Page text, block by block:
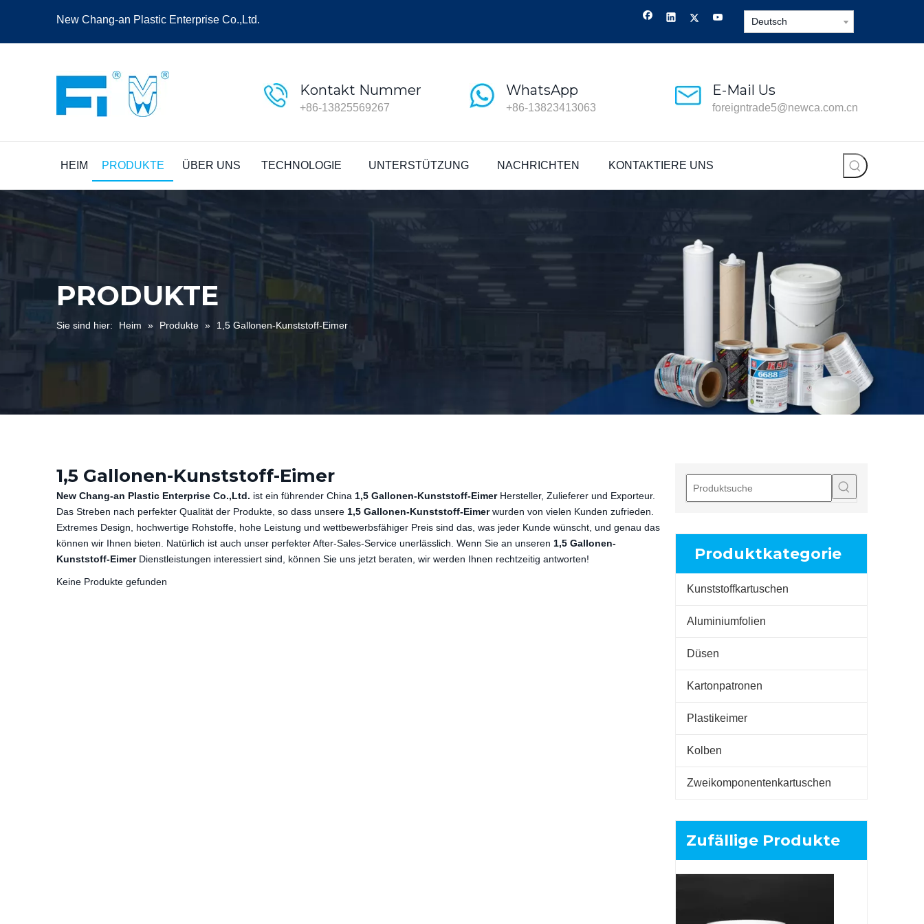
New Chang-an Plastic Enterprise Co.,Ltd. Deutsch
Kontakt Nummer
+86-13825569267
WhatsApp
+86-13823413063
E-Mail Us
foreigntrade5@newca.com.cn
HEIM PRODUKTE ÜBER UNS TECHNOLOGIE UNTERSTÜTZUNG NACHRICHTEN KONTAKTIERE UNS
PRODUKTE
Sie sind hier: Heim » Produkte » 1,5 Gallonen-Kunststoff-Eimer
1,5 Gallonen-Kunststoff-Eimer
New Chang-an Plastic Enterprise Co.,Ltd. ist ein führender China 1,5 Gallonen-Kunststoff-EimerHersteller, Zulieferer und Exporteur.
Das Streben nach perfekter Qualität der Produkte, so dass unsere 1,5 Gallonen-Kunststoff-Eimerwurden von vielen Kunden zufrieden.
Extremes Design, hochwertige Rohstoffe, hohe Leistung und wettbewerbsfähiger Preis sind das, was jeder Kunde wünscht, und genau das
können wir Ihnen bieten. Natürlich ist auch unser perfekter After-Sales-Service unerlässlich. Wenn Sie an unseren 1,5 Gallonen-
Kunststoff-EimerDienstleistungen interessiert sind, können Sie uns jetzt beraten, wir werden Ihnen rechtzeitig antworten!
Keine Produkte gefunden
Produktkategorie
Kunststoffkartuschen
Aluminiumfolien
Düsen
Kartonpatronen
Plastikeimer
Kolben
Zweikomponentenkartuschen
Zufällige Produkte